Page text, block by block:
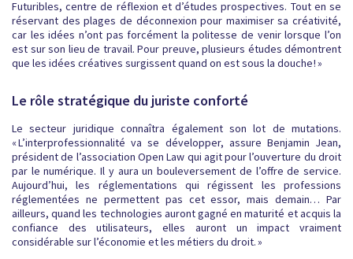
Futuribles, centre de réflexion et d’études prospectives. Tout en se
réservant des plages de déconnexion pour maximiser sa créativité,
car les idées n’ont pas forcément la politesse de venir lorsque l’on
est sur son lieu de travail. Pour preuve, plusieurs études démontrent
que les idées créatives surgissent quand on est sous la douche ! »
Le rôle stratégique du juriste conforté
Le secteur juridique connaîtra également son lot de mutations.
« L’interprofessionnalité va se développer, assure Benjamin Jean,
président de l’association Open Law qui agit pour l’ouverture du droit
par le numérique. Il y aura un bouleversement de l’offre de service.
Aujourd’hui, les réglementations qui régissent les professions
réglementées ne permettent pas cet essor, mais demain… Par
ailleurs, quand les technologies auront gagné en maturité et acquis la
confiance des utilisateurs, elles auront un impact vraiment
considérable sur l’économie et les métiers du droit. »